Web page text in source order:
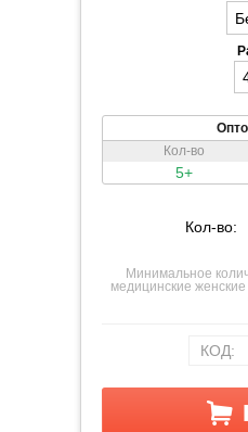
Кол-во
5+
Кол-во:
Минимальное
медицинские
КОД: